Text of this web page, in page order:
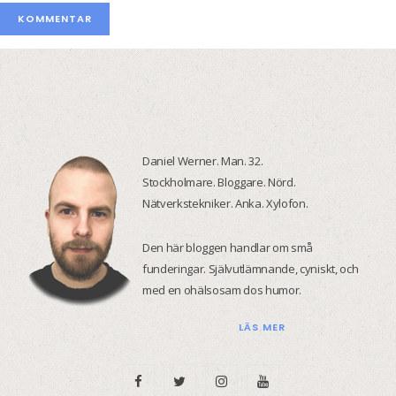
Daniel Werner. Man. 32.
Stockholmare. Bloggare. Nörd.
Nätverkstekniker. Anka. Xylofon.
Den här bloggen handlar om små
funderingar. Självutlämnande, cyniskt, och
med en ohälsosam dos humor.
LÄS MER
F
T
I
Y